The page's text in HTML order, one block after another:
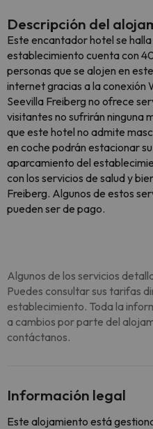
Descripción del
Este encantador hotel se halla
establecimiento cuenta con
personas que se alojen en
internet gracias a la conexión
Seevilla Freiberg no ofrece
visitantes no sufrirán ninguna
que este hotel no admite
en coche podrán estacionar
aparcamiento del
con los servicios de salud y
Freiberg. Algunos de estos
pueden ser de pago.
Algunos de los servicios
Puedes consultar sus tarifas
establecimiento. Toda la
a cambios por parte del
contáctanos.
Información legal
Este alojamiento está